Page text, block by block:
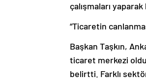
çalışmaları
“Ticaretin
Başkan Taşkın,
ticaret merkezi
belirtti. Farklı